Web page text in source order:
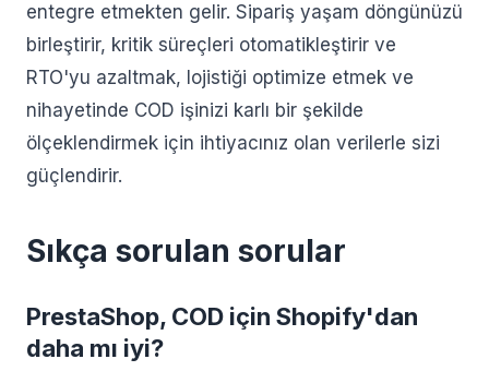
entegre etmekten gelir. Sipariş yaşam döngünüzü
birleştirir, kritik süreçleri otomatikleştirir ve
RTO'yu azaltmak, lojistiği optimize etmek ve
nihayetinde COD işinizi karlı bir şekilde
ölçeklendirmek için ihtiyacınız olan verilerle sizi
güçlendirir.
Sıkça sorulan sorular
PrestaShop, COD için Shopify'dan
daha mı iyi?